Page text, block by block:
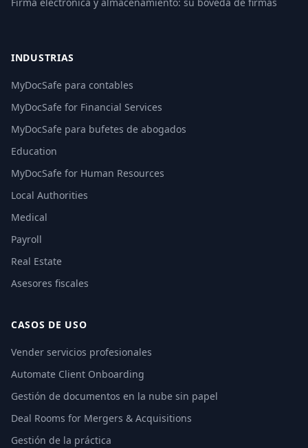
INDUSTRIAS
MyDocSafe para contables
MyDocSafe for Financial Services
MyDocSafe para bufetes de abogados
Education
MyDocSafe for Human Resources
Local Authorities
Medical
Payroll
Real Estate
Asesores fiscales
CASOS DE USO
Vender servicios profesionales
Automate Client Onboarding
Gestión de documentos en la nube sin papel
Deal Rooms for Mergers & Acquisitions
Gestión de la práctica